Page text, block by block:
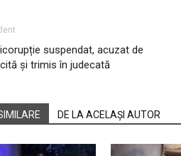
suspendat, acuzat de
și trimis în judecată
DE LA ACELAȘI AUTOR